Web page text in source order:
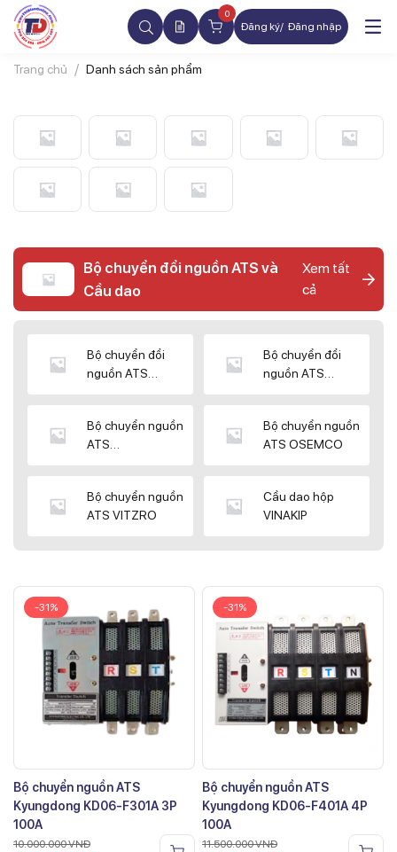
0
Đăng ký Đăng nhập
Trang chủ Danh sách sản phẩm
Bộ chuyển đổi nguồn ATS và
Cầu dao
Xem tất
cả
Bộ chuyển đổi
nguồn ATS
Bộ chuyển đổi
nguồn ATS
Bộ chuyển nguồn
ATS
Bộ chuyển nguồn
ATS OSEMCO
Bộ chuyển nguồn
ATS VITZRO
Cầu dao hộp
VINAKIP
-31%
Bộ chuyển nguồn ATS
Kyungdong KD06-F301A 3P
100A
10.000.000VNĐ
-31%
Bộ chuyển nguồn ATS
Kyungdong KD06-F401A 4P
100A
11.500.000VNĐ